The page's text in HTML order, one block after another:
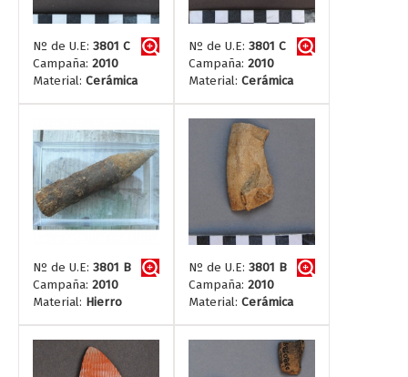
Nº de U.E: 3801 C
Campaña: 2010
Material: Cerámica
Nº de U.E: 3801 C
Campaña: 2010
Material: Cerámica
Nº de U.E: 3801 B
Campaña: 2010
Material: Hierro
Nº de U.E: 3801 B
Campaña: 2010
Material: Cerámica